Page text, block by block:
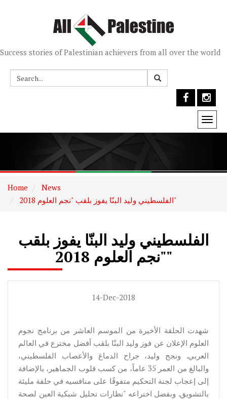
Success stories of Palestinian achievers from all over the world
Home
News
الفلسطيني وليد البنّا يفوز بلقب "نجم العلوم 2018"
الفلسطيني وليد البنّا يفوز بلقب
"نجم العلوم 2018"
14-Dec-2018
شهدت الحلقة الأخيرة من الموسم العاشر من برنامج نجوم
العلوم الإعلان عن فوز وليد البنّا بلقب أفضل مخترع في العالم
العربي. ونجح وليد، جراح الدماغ والأعصاب الفلسطيني،
والبالغ من العمر 35 عاماً، من كسب قلوب الجماهير، بالإضافة
إلى إعجاب لجنة التحكيم متفوقًا على منافسيه في حلقة مليئة
بالتشويق. وبفضل اختراعه "نظارات تحليل شبكية العين لصحة